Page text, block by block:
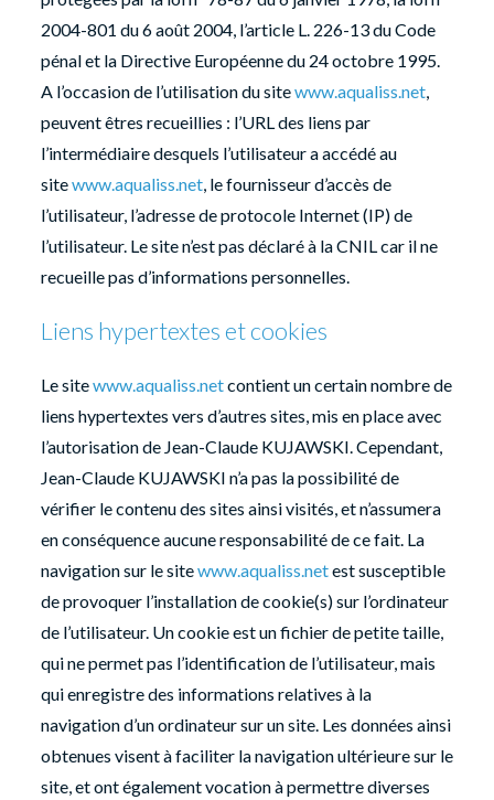
2004-801 du 6 août 2004, l’article L. 226-13 du Code
pénal et la Directive Européenne du 24 octobre 1995.
A l’occasion de l’utilisation du sitewww.aqualiss.net,
peuvent êtres recueillies : l’URL des liens par
l’intermédiaire desquels l’utilisateur a accédé au
sitewww.aqualiss.net, le fournisseur d’accès de
l’utilisateur, l’adresse de protocole Internet (IP) de
l’utilisateur. Le site n’est pas déclaré à la CNIL car il ne
recueille pas d’informations personnelles.
Liens hypertextes et cookies
Le sitewww.aqualiss.netcontient un certain nombre de
liens hypertextes vers d’autres sites, mis en place avec
l’autorisation de Jean-Claude KUJAWSKI. Cependant,
Jean-Claude KUJAWSKI n’a pas la possibilité de
vérifier le contenu des sites ainsi visités, et n’assumera
en conséquence aucune responsabilité de ce fait. La
navigation sur le sitewww.aqualiss.netest susceptible
de provoquer l’installation de cookie(s) sur l’ordinateur
de l’utilisateur. Un cookie est un fichier de petite taille,
qui ne permet pas l’identification de l’utilisateur, mais
qui enregistre des informations relatives à la
navigation d’un ordinateur sur un site. Les données ainsi
obtenues visent à faciliter la navigation ultérieure sur le
site, et ont également vocation à permettre diverses